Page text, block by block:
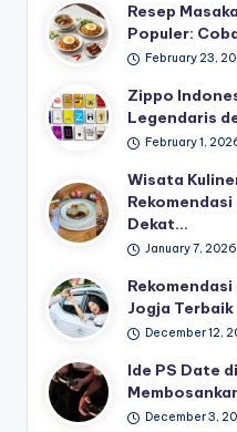
Resep
Populer:
February 23,
Zippo
Legendaris
February 1,
Wisata
Dekat…
January 7, 2026
Jogja Terbaik
December 12,
Ide PS Date
December 3,